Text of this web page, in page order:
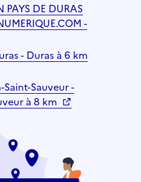
PAYS DE DURAS
-
- Duras à 6 km
Sauveur -
à 8 km